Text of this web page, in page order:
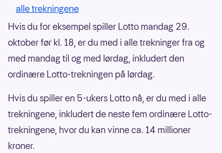
alle trekningene
Hvis du for eksempel spiller Lotto mandag 29.
oktober før kl. 18, er du med i alle trekninger fra og
med mandag til og med lørdag, inkludert den
ordinære Lotto-trekningen på lørdag.
Hvis du spiller en 5-ukers Lotto nå, er du med i alle
trekningene, inkludert de neste fem ordinære Lotto-
trekningene, hvor du kan vinne ca. 14 millioner
kroner.